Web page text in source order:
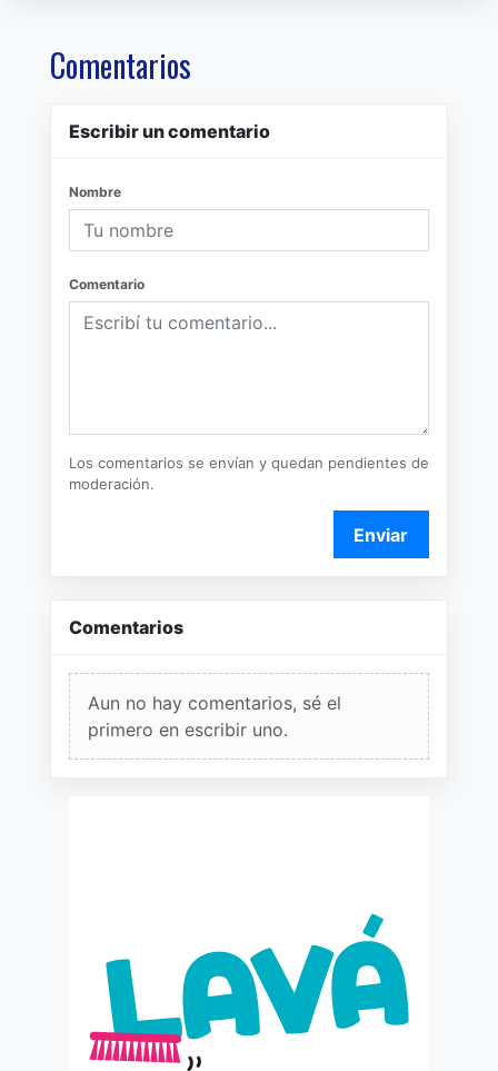
Comentarios
Escribir un comentario
Nombre
Comentario
Los comentarios se envían y quedan pendientes de
moderación.
Enviar
Comentarios
Aun no hay comentarios, sé el
primero en escribir uno.